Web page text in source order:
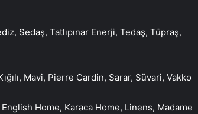
Sedaş, Tatlıpınar Enerji, Tedaş, Tüpraş,
Mavi, Pierre Cardin, Sarar, Süvari, Vakko
Home, Karaca Home, Linens, Madame